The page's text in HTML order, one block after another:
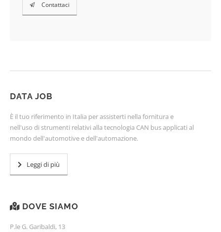
Contattaci
DATA JOB
È il tuo riferimento in Italia per assisterti nella fornitura e
nell'uso di strumenti relativi alla tecnologia CAN bus applicati al
mondo dell'automotive e dell'automazione.
Leggi di più
DOVE SIAMO
P.le G. Garibaldi, 13